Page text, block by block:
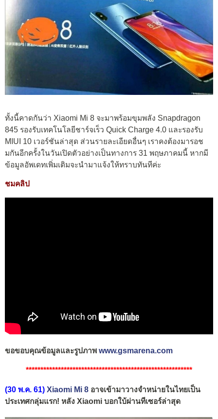
ทั้งนี้คาดกันว่า Xiaomi Mi 8 จะมาพร้อมขุมพลัง Snapdragon
845 รองรับเทคโนโลยีชาร์จเร็ว Quick Charge 4.0 และรองรับ
MIUI 10 เวอร์ชันล่าสุด ส่วนรายละเอียดอื่นๆ เราคงต้องมารอช
มกันอีกครั้งในวันเปิดตัวอย่างเป็นทางการ 31 พฤษภาคมนี้ หากมี
ข้อมูลอัพเดทเพิ่มเติมจะนำมาแจ้งให้ทราบทันทีค่ะ
ชมคลิป
ขอขอบคุณข้อมูลและรูปภาพ www.gsmarena.com
*********************************************************
(30 พ.ค. 61) Xiaomi Mi 8 อาจเข้ามาวางจำหน่ายในไทยเป็น
ประเทศกลุ่มแรก! หลัง Xiaomi บอกใบ้ผ่านทีเซอร์ล่าสุด